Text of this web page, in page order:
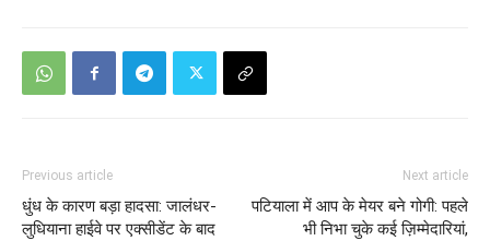
Previous article
धुंध के कारण बड़ा हादसा: जालंधर-
लुधियाना हाईवे पर एक्सीडेंट के बाद
Next article
पटियाला में आप के मेयर बने गोगी: पहले
भी निभा चुके कई ज़िम्मेदारियां,